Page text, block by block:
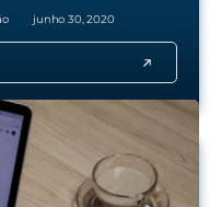
junho 30, 2020